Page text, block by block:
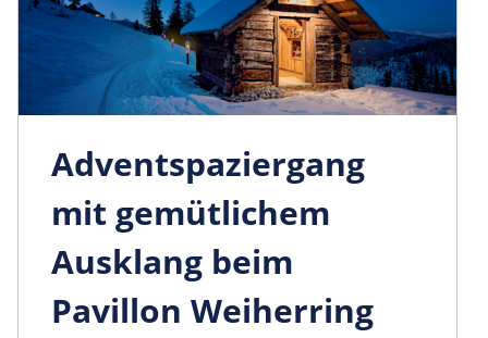
Adventspaziergang
mit gemütlichem
Ausklang beim
Pavillon Weiherring